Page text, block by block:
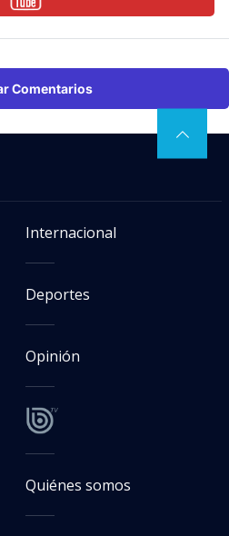
Comentarios
Internacional
Deportes
Opinión
Quiénes somos